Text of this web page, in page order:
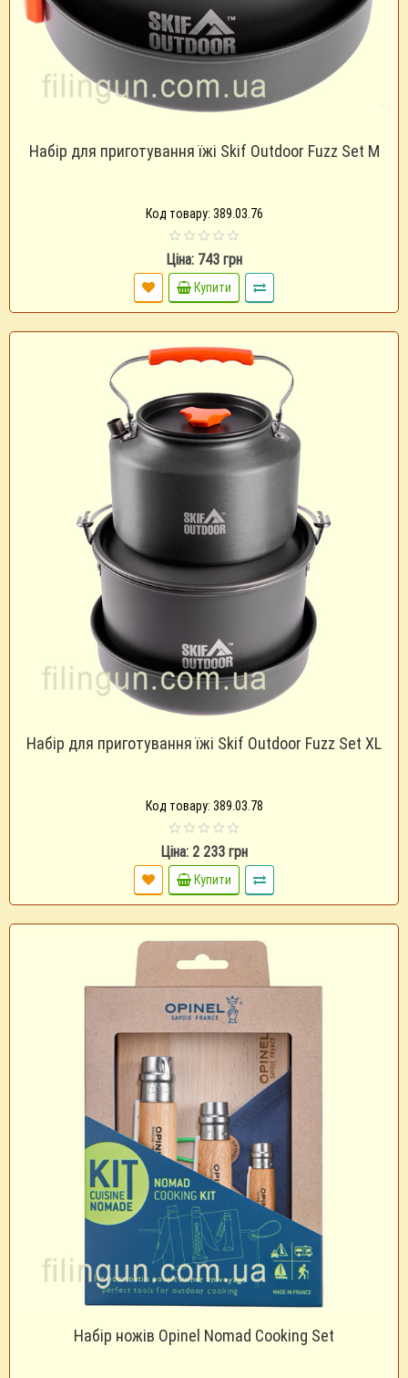
Набір для приготування їжі Skif Outdoor Fuzz Set M
Код товару: 389.03.76
Ціна: 743 грн
Купити
Набір для приготування їжі Skif Outdoor Fuzz Set XL
Код товару: 389.03.78
Ціна: 2 233 грн
Купити
Набір ножів Opinel Nomad Cooking Set